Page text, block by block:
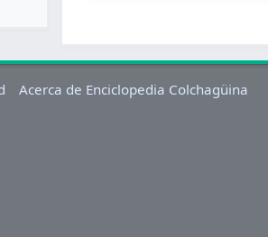
Acerca de Enciclopedia Colchagüina